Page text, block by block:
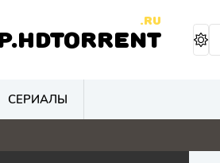
.RU
СЕРИАЛЫ
0 0 5.9